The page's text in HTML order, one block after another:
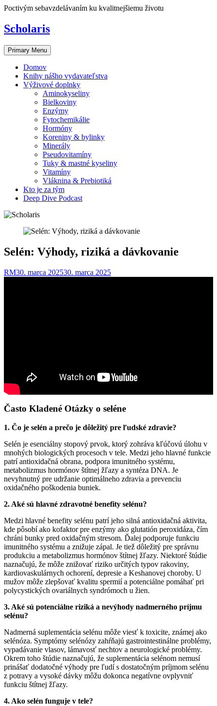
Skip
content
Poctivým sebavzdelávaním ku kvalitnejšiemu životu
Scholaris
Primary Menu
Domov
Knihy nášho vydavateľstva
Výživové doplnky
Aminokyseliny
Bielkoviny
Enzýmy
Fytochemikálie
Hormóny
Koreniny & bylinky
Minerály
Pseudovitamíny
Tuky & mastné kyseliny
Vitamíny
Vláknina & Prebiotiká
Kto je za tým
Deep Dive Podcast
Selén: Výhody, riziká a dávkovanie
RM30. marca 202530. marca 2025
Často Kladené Otázky o seléne
1. Čo je selén a prečo je dôležitý pre ľudské zdravie?
Selén je esenciálny stopový prvok, ktorý zohráva kľúčovú úlohu v
mnohých biologických procesoch v tele. Medzi jeho hlavné funkcie
patrí antioxidačná obrana, podpora imunitného systému,
metabolizmus hormónov štítnej žľazy a syntéza DNA. Je
nevyhnutný pre udržanie optimálneho zdravia a prevenciu
oxidačného poškodenia buniek.
2. Aké sú hlavné zdravotné benefity selénu?
Medzi hlavné benefity selénu patrí jeho silná antioxidačná aktivita,
kde pôsobí ako kofaktor pre enzýmy ako glutatión peroxidáza, čím
chráni bunky pred oxidačným stresom. Ďalej podporuje funkciu
imunitného systému a znižuje zápal. Je tiež dôležitý pre správnu
produkciu a metabolizmus hormónov štítnej žľazy. Niektoré štúdie
naznačujú, že môže znižovať riziko určitých typov rakoviny,
kardiovaskulárnych ochorení, depresie a Keshanovej choroby. U
mužov môže zlepšovať kvalitu spermií a potenciálne pomáhať pri
polycystických ovariálnych syndrómoch u žien.
3. Aké sú potenciálne riziká a nevýhody nadmerného príjmu
selénu?
Nadmerná suplementácia selénu môže viesť k toxicite, známej ako
selénóza. Symptómy selénózy zahŕňajú gastrointestinálne problémy,
vypadávanie vlasov, lámavosť nechtov a neurologické problémy.
Okrem toho štúdie naznačujú, že suplementácia selénom nemusí
prinášať dodatočné výhody pre ľudí s dostatočným príjmom selénu
z potravy a vysoké dávky môžu dokonca negatívne ovplyvniť
funkciu štítnej žľazy.
4. Ako selén funguje v tele?